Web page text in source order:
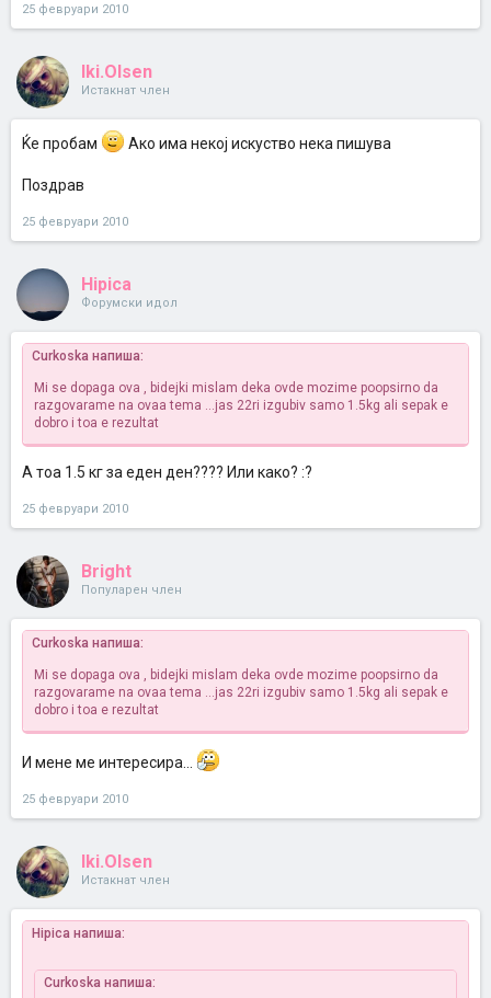
25 февруари 2010
Iki.Olsen
Истакнат член
Ќе пробам Ако има некој искуство нека пишува
Поздрав
25 февруари 2010
Hipica
Форумски идол
Curkoska напиша:
Mi se dopaga ova , bidejki mislam deka ovde mozime poopsirno da
razgovarame na ovaa tema ...jas 22ri izgubiv samo 1.5kg ali sepak e
dobro i toa e rezultat
А тоа 1.5 кг за еден ден???? Или како? :?
25 февруари 2010
Bright
Популарен член
Curkoska напиша:
Mi se dopaga ova , bidejki mislam deka ovde mozime poopsirno da
razgovarame na ovaa tema ...jas 22ri izgubiv samo 1.5kg ali sepak e
dobro i toa e rezultat
И мене ме интересира...
25 февруари 2010
Iki.Olsen
Истакнат член
Hipica напиша:
Curkoska напиша: